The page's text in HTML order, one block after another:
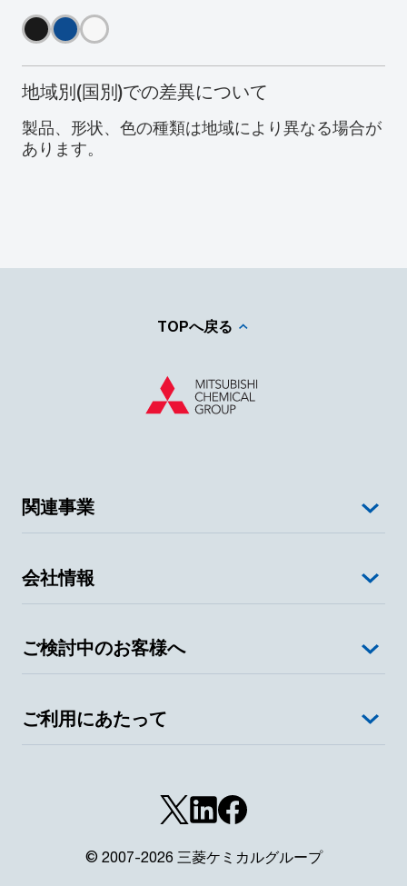
地域別(国別)での差異について
製品、形状、色の種類は地域により異なる場合が
あります。
TOPへ戻る
関連事業
会社情報
ご検討中のお客様へ
ご利用にあたって
© 2007-2026 三菱ケミカルグループ